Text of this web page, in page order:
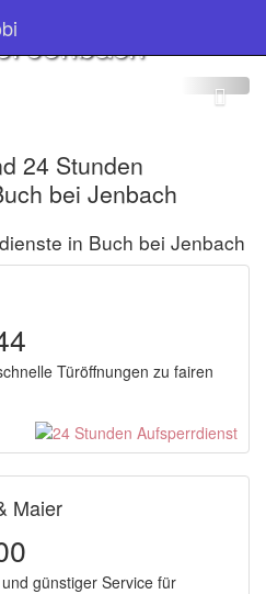
Jenbach
24 Stunden
bei Jenbach
in Buch bei Jenbach
Türöffnungen zu fairen
Maier
günstiger Service für